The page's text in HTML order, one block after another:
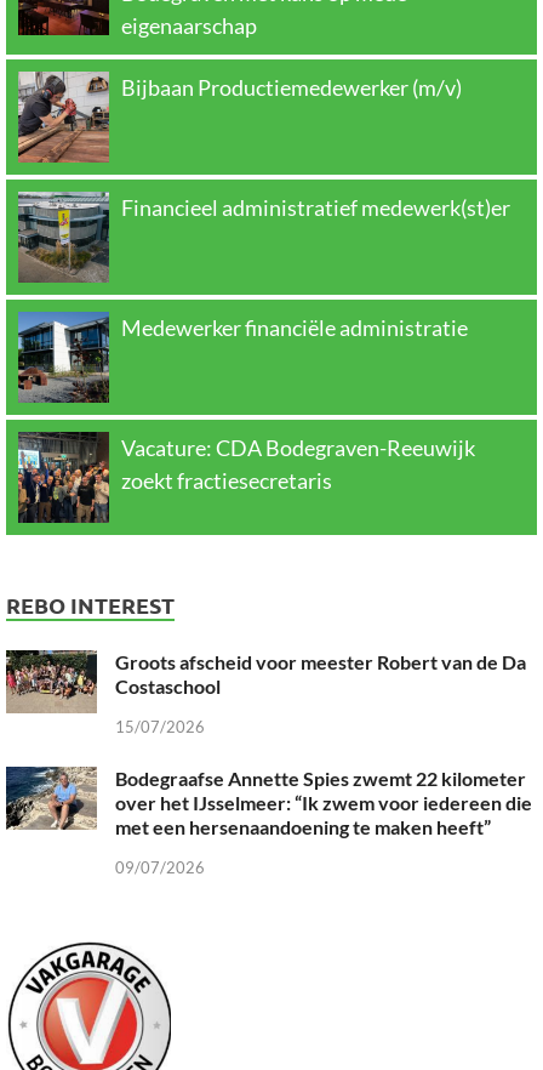
eigenaarschap
Bijbaan Productiemedewerker (m/v)
Financieel administratief medewerk(st)er
Medewerker financiële administratie
Vacature: CDA Bodegraven-Reeuwijk
zoekt fractiesecretaris
REBO INTEREST
Groots afscheid voor meester Robert van de Da
Costaschool
15/07/2026
Bodegraafse Annette Spies zwemt 22 kilometer
over het IJsselmeer: “Ik zwem voor iedereen die
met een hersenaandoening te maken heeft”
09/07/2026